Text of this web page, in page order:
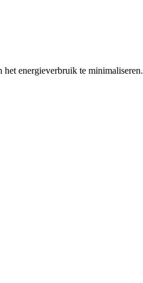
energieverbruik te minimaliseren.